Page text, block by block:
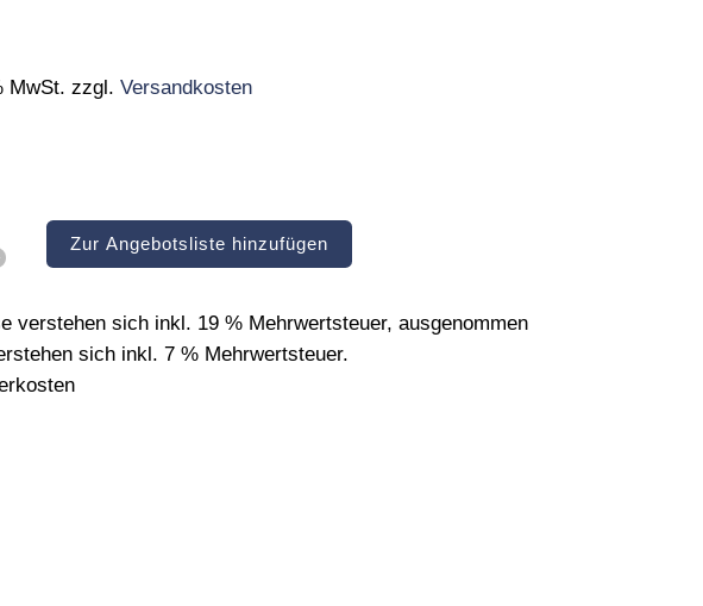
MwSt. zzgl. Versandkosten
Zur Angebotsliste hinzufügen
verstehen sich inkl. 19 % Mehrwertsteuer, ausgenommen
sich inkl. 7 % Mehrwertsteuer.